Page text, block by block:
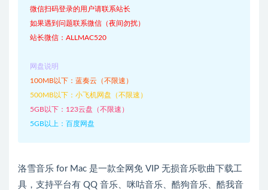
微信扫码登录的用户请联系站长
如果遇到问题联系微信（夜间勿扰）
站长微信：ALLMAC520
网盘说明
100MB以下：蓝奏云（不限速）
500MB以下：小飞机网盘（不限速）
5GB以下：123云盘（不限速）
5GB以上：百度网盘
洛雪音乐 for Mac 是一款全网免 VIP 无损音乐歌曲下载工
具，支持平台有 QQ 音乐、咪咕音乐、酷狗音乐、酷我音